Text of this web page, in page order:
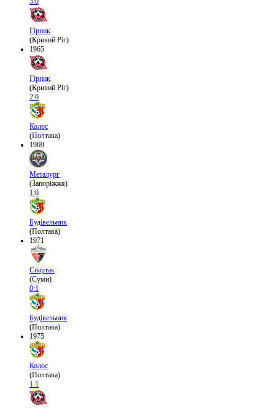
Гірник
(Кривий Ріг)
1965
Гірник
(Кривий Ріг)
2:0
Колос
(Полтава)
1969
Металург
(Запоріжжя)
1:0
Будівельник
(Полтава)
1971
Спартак
(Суми)
0:1
Будівельник
(Полтава)
1975
Колос
(Полтава)
1:1